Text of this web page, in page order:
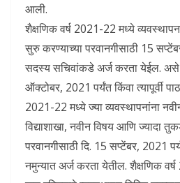
आली.
शैक्षणिक वर्ष 2021-22 मध्ये
सुरु करण्याच्या परवानगीसाठी 15
सदस्य सचिवांकडे अर्ज करता येईल. असे
ऑक्टोबर, 2021 पर्यंत किंवा त्यापूर्वी
2021-22 मध्ये ज्या व्यवस्थापनांना
विद्याशाखा, नवीन विषय आणि ज्यादा
परवानगीसाठी दि. 15 सप्टेंबर, 2021
नमुन्यात अर्ज करता येतील. शैक्षणिक